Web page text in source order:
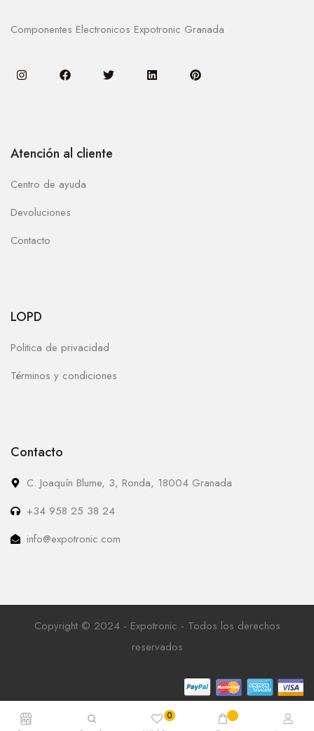
Componentes Electronicos Expotronic Granada
Atención al cliente
Centro de ayuda
Devoluciones
Contacto
LOPD
Politica de privacidad
Términos y condiciones
Contacto
C. Joaquín Blume, 3, Ronda, 18004 Granada
+34 958 25 38 24
info@expotronic.com
Copyright © 2024 - Expotronic - Todos los derechos
reservados